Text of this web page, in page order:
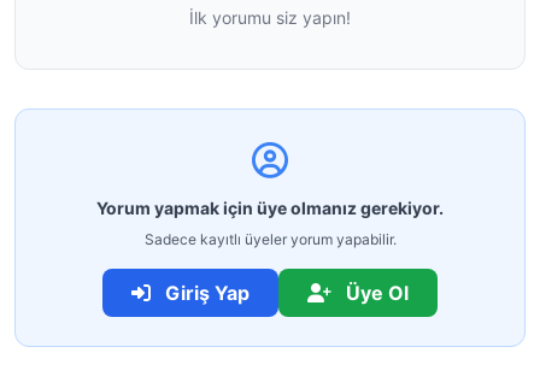
İlk yorumu siz yapın!
Yorum yapmak için üye olmanız gerekiyor.
Sadece kayıtlı üyeler yorum yapabilir.
Giriş Yap Üye Ol